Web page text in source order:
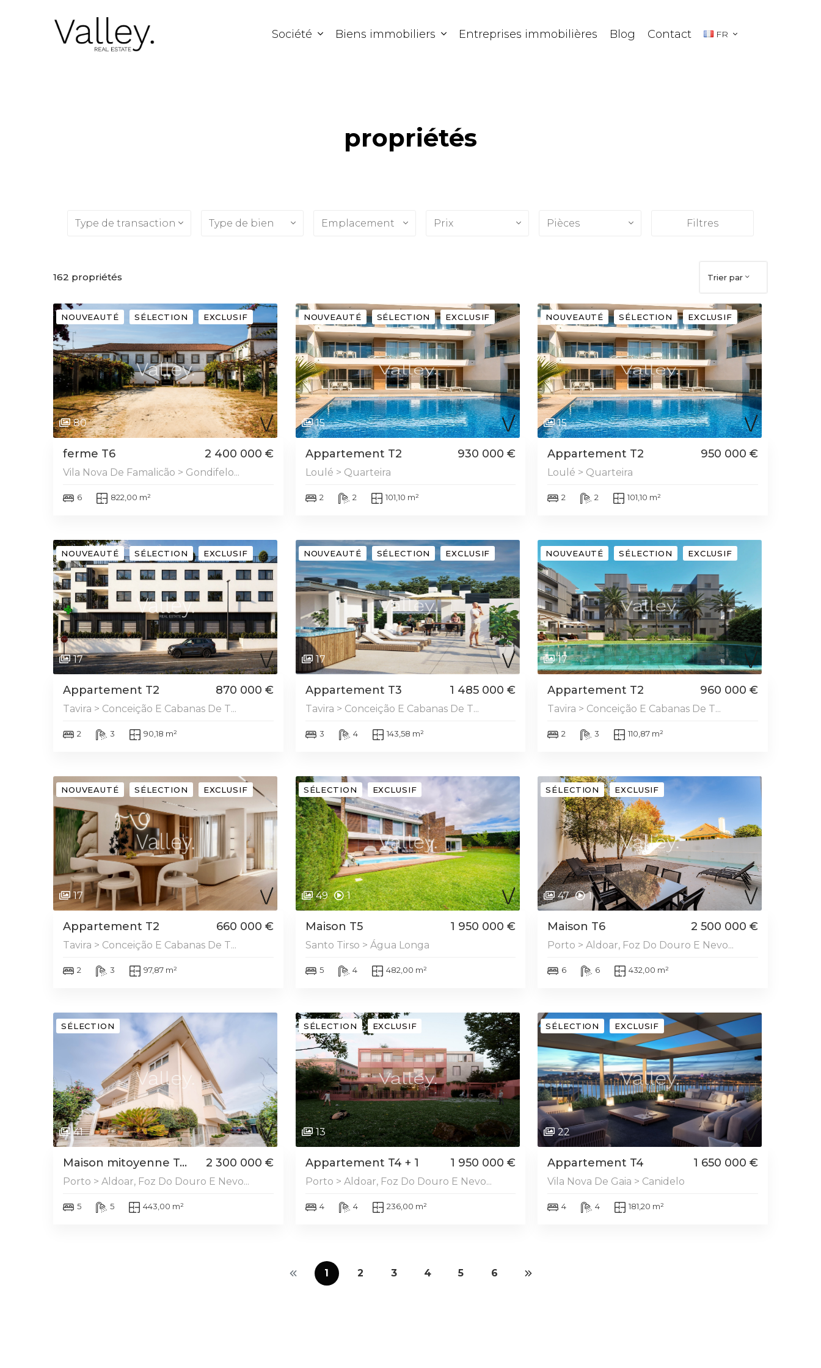
Société Biens immobiliers Entreprises immobilières Blog Contact FR
propriétés
Type de transaction Type de bien Emplacement Prix Pièces Filtres
162 propriétés Trier par
NOUVEAUTÉ SÉLECTION EXCLUSIF
80
ferme T6 2 400 000 €
Vila Nova De Famalicão > Gondifelo...
6 822,00 m²
NOUVEAUTÉ SÉLECTION EXCLUSIF
15
Appartement T2 930 000 €
Loulé > Quarteira
2 2 101,10 m²
NOUVEAUTÉ SÉLECTION EXCLUSIF
15
Appartement T2 950 000 €
Loulé > Quarteira
2 2 101,10 m²
NOUVEAUTÉ SÉLECTION EXCLUSIF
17
Appartement T2 870 000 €
Tavira > Conceição E Cabanas De T...
2 3 90,18 m²
NOUVEAUTÉ SÉLECTION EXCLUSIF
17
Appartement T3 1 485 000 €
Tavira > Conceição E Cabanas De T...
3 4 143,58 m²
NOUVEAUTÉ SÉLECTION EXCLUSIF
17
Appartement T2 960 000 €
Tavira > Conceição E Cabanas De T...
2 3 110,87 m²
NOUVEAUTÉ SÉLECTION EXCLUSIF
17
Appartement T2 660 000 €
Tavira > Conceição E Cabanas De T...
2 3 97,87 m²
SÉLECTION EXCLUSIF
49 1
Maison T5 1 950 000 €
Santo Tirso > Água Longa
5 4 482,00 m²
SÉLECTION EXCLUSIF
47 1
Maison T6 2 500 000 €
Porto > Aldoar, Foz Do Douro E Nevo...
6 6 432,00 m²
SÉLECTION
41
Maison mitoyenne T... 2 300 000 €
Porto > Aldoar, Foz Do Douro E Nevo...
5 5 443,00 m²
SÉLECTION EXCLUSIF
13
Appartement T4 + 1 1 950 000 €
Porto > Aldoar, Foz Do Douro E Nevo...
4 4 236,00 m²
SÉLECTION EXCLUSIF
22
Appartement T4 1 650 000 €
Vila Nova De Gaia > Canidelo
4 4 181,20 m²
1 2 3 4 5 6